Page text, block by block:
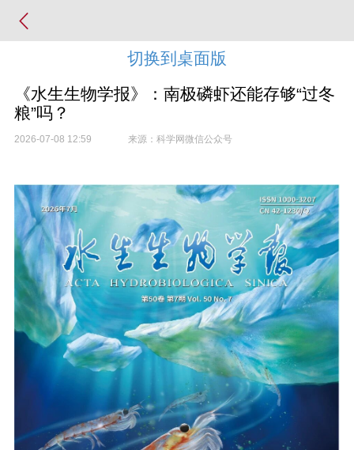
切换到桌面版
《水生生物学报》：南极磷虾还能存够“过冬
粮”吗？
2026-07-08 12:59 来源：科学网微信公众号